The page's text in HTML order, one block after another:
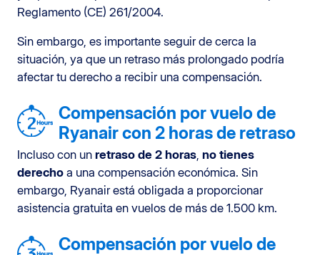
Reglamento (CE) 261/2004.
Sin embargo, es importante seguir de cerca la
situación, ya que un retraso más prolongado podría
afectar tu derecho a recibir una compensación.
Compensación por vuelo de
Ryanair con 2 horas de retraso
Incluso con un retraso de 2 horas, no tienes
derecho a una compensación económica. Sin
embargo, Ryanair está obligada a proporcionar
asistencia gratuita en vuelos de más de 1.500 km.
Compensación por vuelo de